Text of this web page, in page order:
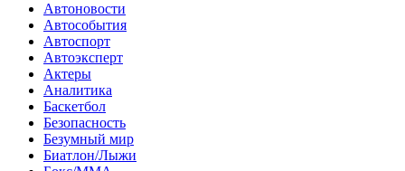
Автоновости
Автособытия
Автоспорт
Автоэксперт
Актеры
Аналитика
Баскетбол
Безопасность
Безумный мир
Биатлон/Лыжи